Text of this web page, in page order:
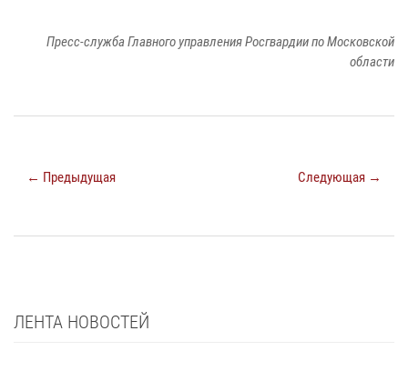
Пресс-служба Главного управления Росгвардии по Московской
области
← Предыдущая Следующая →
ЛЕНТА НОВОСТЕЙ